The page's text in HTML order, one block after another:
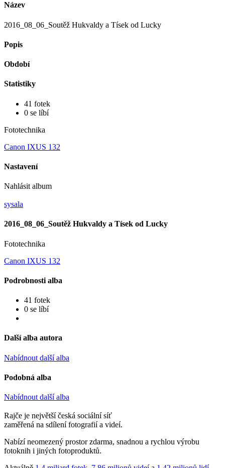
Název
2016_08_06_Soutěž Hukvaldy a Tísek od Lucky
Popis
Období
Statistiky
41 fotek
0 se líbí
Fototechnika
Canon IXUS 132
Nastavení
Nahlásit album
sysala
2016_08_06_Soutěž Hukvaldy a Tísek od Lucky
Fototechnika
Canon IXUS 132
Podrobnosti alba
41 fotek
0 se líbí
Další alba autora
Nabídnout další alba
Podobná alba
Nabídnout další alba
Rajče je největší česká sociální síť
zaměřená na sdílení fotografií a videí.
Nabízí neomezený prostor zdarma, snadnou a rychlou výrobu
fotoknih i jiných fotoproduktů.